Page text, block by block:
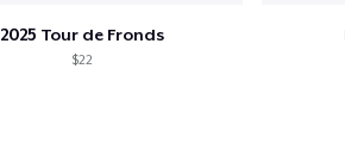
2025 Tour de Fronds
$22